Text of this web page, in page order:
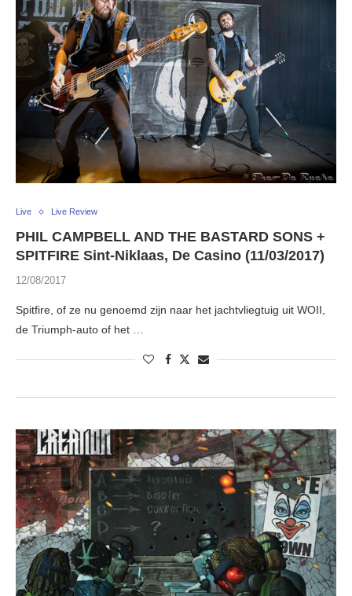
Live Live Review
PHIL CAMPBELL AND THE BASTARD SONS +
SPITFIRE Sint-Niklaas, De Casino (11/03/2017)
12/08/2017
Spitfire, of ze nu genoemd zijn naar het jachtvliegtuig uit WOII,
de Triumph-auto of het …